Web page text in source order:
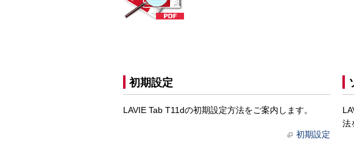
初期設定
LAVIE Tab T11dの初期設定方法をご案内します。
初期設定
法